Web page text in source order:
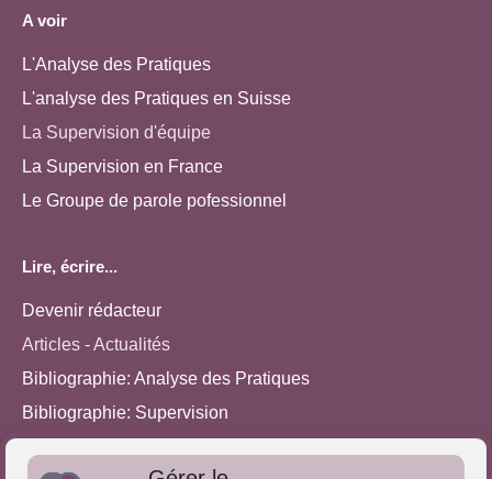
A voir
L'Analyse des Pratiques
L'analyse des Pratiques en Suisse
La Supervision d'équipe
La Supervision en France
Le Groupe de parole pofessionnel
Lire, écrire...
Devenir rédacteur
Articles - Actualités
Bibliographie: Analyse des Pratiques
Bibliographie: Supervision